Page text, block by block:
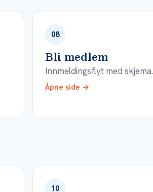
08
Bli medlem
Innmeldingsflyt med skjema.
Åpne side →
10